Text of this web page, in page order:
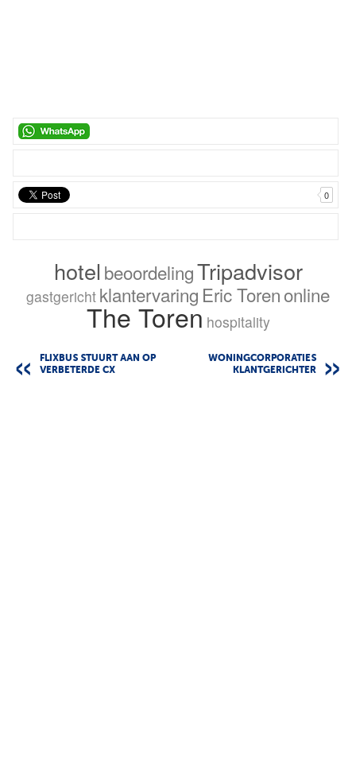
0
hotel beoordelingTripadvisor
gastgericht klantervaring Eric Torenonline
The Toren hospitality
FLIXBUS STUURT AAN OP
VERBETERDE CX
WONINGCORPORATIES
KLANTGERICHTER